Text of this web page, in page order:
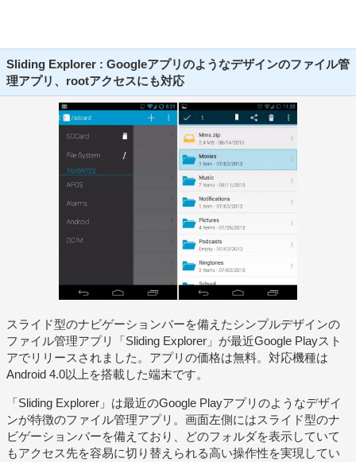
Sliding Explorer : Googleアプリのようなデザインのファイル管
理アプリ、rootアクセスにも対応
スライド型のナビゲーションバーを備えたシンプルデザインの
ファイル管理アプリ「Sliding Explorer」が最近Google Playスト
アでリリースされました。アプリの価格は無料。対応機種は
Android 4.0以上を搭載した端末です。
「Sliding Explorer」は最近のGoogle Playアプリのようなデザイ
ンが特徴のファイル管理アプリ。画面左側にはスライド型のナ
ビゲーションバーを備えており、どのフォルダを表示していて
もアクセス先を容易に切り替えられる高い操作性を実現してい